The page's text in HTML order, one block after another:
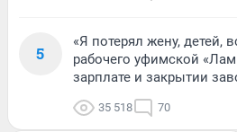
5
«Я потерял жену, детей,
рабочего уфимской
зарплате и закрытии
35 518 70